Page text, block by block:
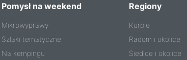
Pomysł na weekend
Mikrowyprawy
Szlaki tematyczne
Na kempingu
Regiony
Kurpie
Radom i okolice
Siedlce i okolice